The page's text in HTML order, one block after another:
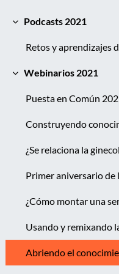
Colapsar
Podcasts 2021
Colapsar
Webinarios 2021